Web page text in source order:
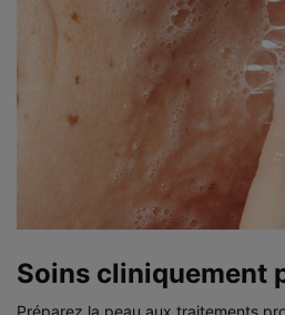
Soins cliniquement
Préparez la peau aux traitements